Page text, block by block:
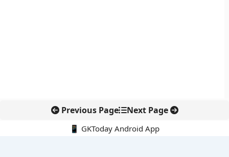
Previous Page Next Page
📱 GKToday Android App